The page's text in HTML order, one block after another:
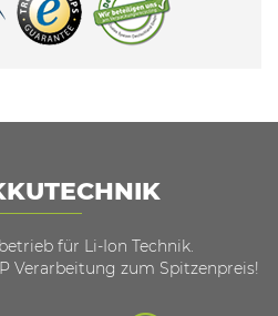
für Li-Ion Technik.
Verarbeitung zum Spitzenpreis!